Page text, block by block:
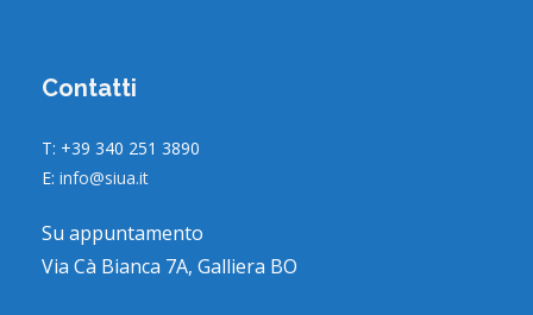
Contatti
T: +39 340 251 3890
E: info@siua.it
Su appuntamento
Via Cà Bianca 7A, Galliera BO